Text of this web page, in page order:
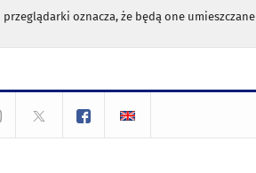
oznacza, że będą one